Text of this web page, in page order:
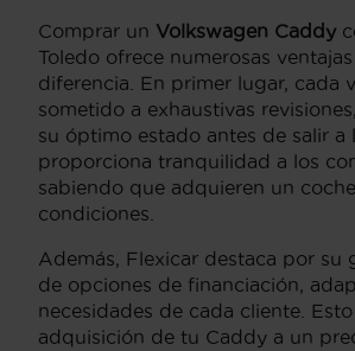
Comprar un Volkswagen Caddy
Toledo ofrece numerosas
diferencia. En primer lugar, cada
sometido a exhaustivas
su óptimo estado antes de salir a
proporciona tranquilidad a los
sabiendo que adquieren un
condiciones.
Además, Flexicar destaca por su
de opciones de financiación,
necesidades de cada cliente.
adquisición de tu Caddy a un